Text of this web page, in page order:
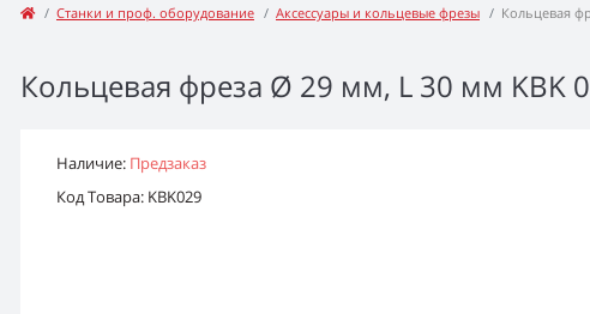
Станки и проф. оборудование Аксессуары и кольцевые фрезы Кольцевая
Кольцевая фреза Ø 29 мм, L 30 мм KBK
Наличие: Предзаказ
Код Товара: KBK029